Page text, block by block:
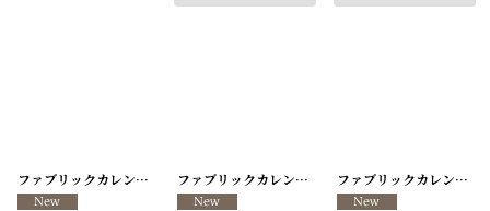
ファブリックカレンダー ・キッチンクロス リメイクパンツ/VINTAGE REMAKE PANTS ファブリックカレンダー ・キッチンクロス リメイクパンツ/VINTAGE REMAKE PANTS ファブリックカレンダー ・キッチンクロス リメイクパンツ/VINTAGE REMAKE PANTS